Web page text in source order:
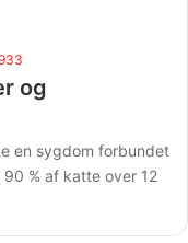
og
en sygdom forbundet
% af katte over 12